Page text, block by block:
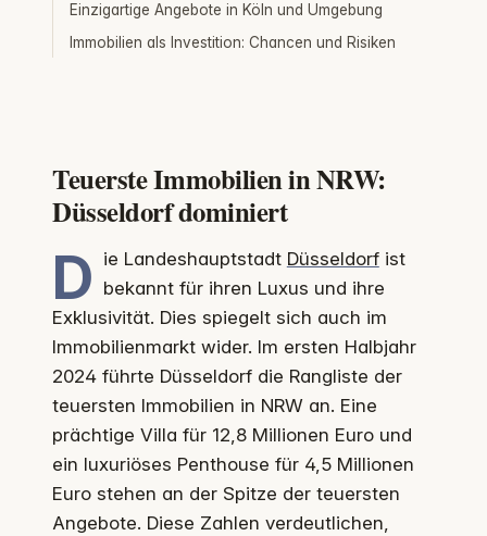
Einzigartige Angebote in Köln und Umgebung
Immobilien als Investition: Chancen und Risiken
Teuerste Immobilien in NRW:
Düsseldorf dominiert
D ie Landeshauptstadt Düsseldorfist
bekannt für ihren Luxus und ihre
Exklusivität. Dies spiegelt sich auch im
Immobilienmarkt wider. Im ersten Halbjahr
2024 führte Düsseldorf die Rangliste der
teuersten Immobilien in NRW an. Eine
prächtige Villa für 12,8 Millionen Euro und
ein luxuriöses Penthouse für 4,5 Millionen
Euro stehen an der Spitze der teuersten
Angebote. Diese Zahlen verdeutlichen,